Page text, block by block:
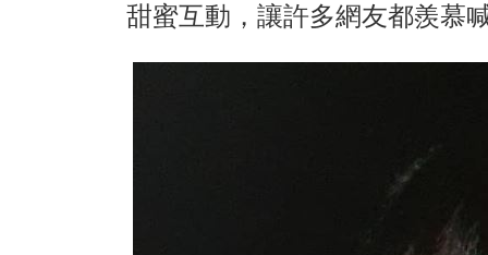
甜蜜互動，讓許多網友都羨慕